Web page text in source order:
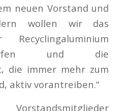
neuen Vorstand und
wollen wir das
und die
die immer mehr zum
aktiv vorantreiben.“